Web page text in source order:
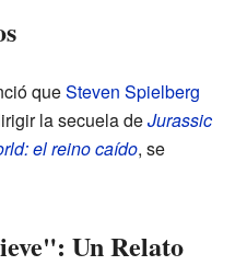
queSteven Spielberg
la secuela deJurassic
el reino caído, se
Un Relato